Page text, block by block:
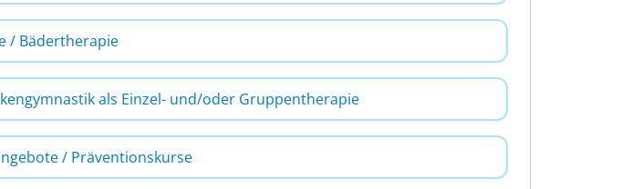
/ Bädertherapie
als Einzel- und/oder Gruppentherapie
/ Präventionskurse